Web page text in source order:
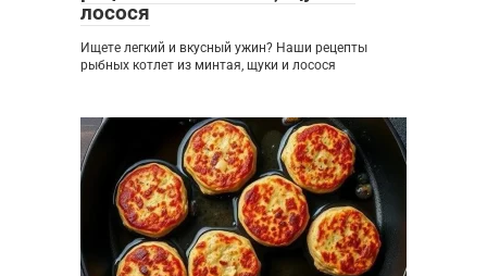
лосося
Ищете легкий и вкусный ужин? Наши рецепты
рыбных котлет из минтая, щуки и лосося